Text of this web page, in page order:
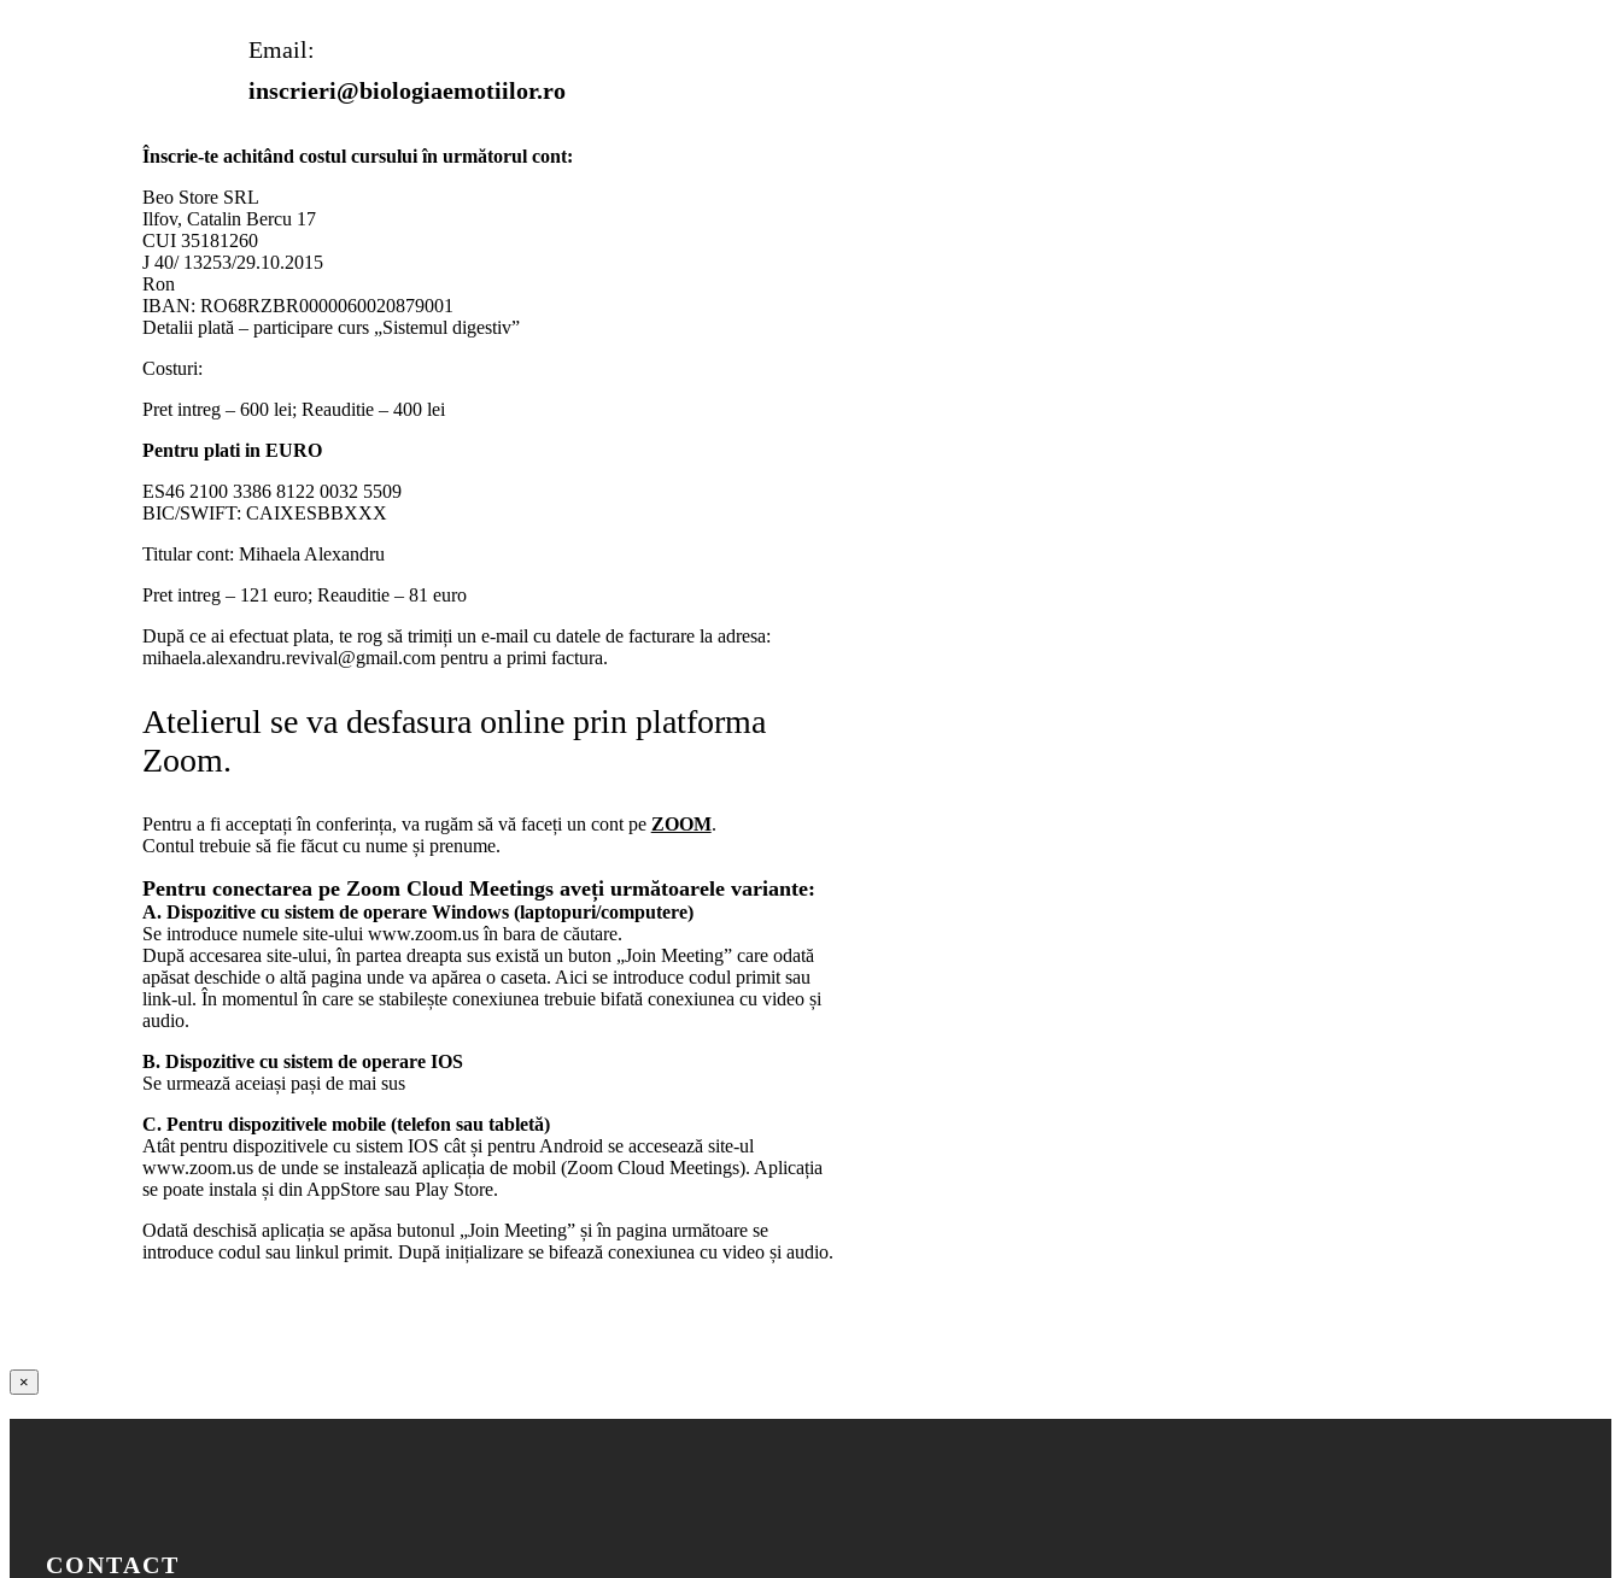
Email:
inscrieri@biologiaemotiilor.ro
Înscrie-te achitând costul cursului în următorul cont:
Beo Store SRL
Ilfov, Catalin Bercu 17
CUI 35181260
J 40/ 13253/29.10.2015
Ron
IBAN: RO68RZBR0000060020879001
Detalii plată – participare curs „Sistemul digestiv”
Costuri:
Pret intreg – 600 lei; Reauditie – 400 lei
Pentru plati in EURO
ES46 2100 3386 8122 0032 5509
BIC/SWIFT: CAIXESBBXXX
Titular cont: Mihaela Alexandru
Pret intreg – 121 euro; Reauditie – 81 euro
După ce ai efectuat plata, te rog să trimiți un e-mail cu datele de facturare la adresa:
mihaela.alexandru.revival@gmail.com pentru a primi factura.
Atelierul se va desfasura online prin platforma
Zoom.
Pentru a fi acceptați în conferința, va rugăm să vă faceți un cont pe ZOOM.
Contul trebuie să fie făcut cu nume și prenume.
Pentru conectarea pe Zoom Cloud Meetings aveți următoarele variante:
A. Dispozitive cu sistem de operare Windows (laptopuri/computere)
Se introduce numele site-ului www.zoom.us în bara de căutare.
După accesarea site-ului, în partea dreapta sus există un buton „Join Meeting” care odată
apăsat deschide o altă pagina unde va apărea o caseta. Aici se introduce codul primit sau
link-ul. În momentul în care se stabilește conexiunea trebuie bifată conexiunea cu video și
audio.
B. Dispozitive cu sistem de operare IOS
Se urmează aceiași pași de mai sus
C. Pentru dispozitivele mobile (telefon sau tabletă)
Atât pentru dispozitivele cu sistem IOS cât și pentru Android se accesează site-ul
www.zoom.us de unde se instalează aplicația de mobil (Zoom Cloud Meetings). Aplicația
se poate instala și din AppStore sau Play Store.
Odată deschisă aplicația se apăsa butonul „Join Meeting” și în pagina următoare se
introduce codul sau linkul primit. După inițializare se bifează conexiunea cu video și audio.
Close
product
quick
×
CONTACT